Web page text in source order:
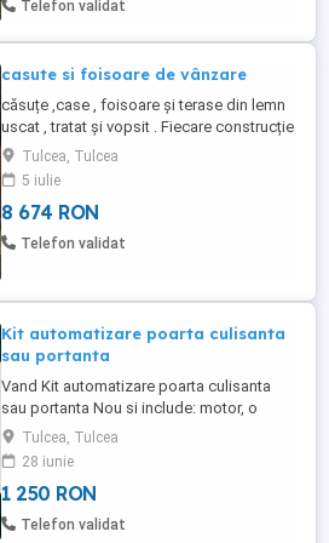
Telefon validat
casute si foisoare de vânzare
căsuțe ,case , foisoare și terase din lemn
uscat , tratat și vopsit . Fiecare construcție
se face după mărimea dorita de client.
Construcția se măsoară la mp construibil
nu necesită avans. La începerea lucrării se
va încheia un contract. Manopera și
materialele sunt incluse în preț . Lemnul
Tulcea, Tulcea
5 iulie
8 674 RON
Telefon validat
Kit automatizare poarta culisanta
sau portanta
Vand Kit automatizare poarta culisanta
sau portanta Nou si include: motor, o
lampa semnalizare, doua fotocelule, doua
telecomenzi, placuta de avertizare 4m
cremaliera de metal+suruburile de
prindere
Tulcea, Tulcea
28 iunie
1 250 RON
Telefon validat